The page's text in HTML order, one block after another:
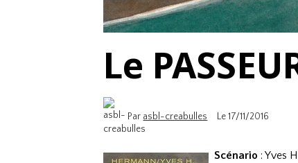
Le
Par asbl-creabulles Le 17/11/2016
Scénario : Yves